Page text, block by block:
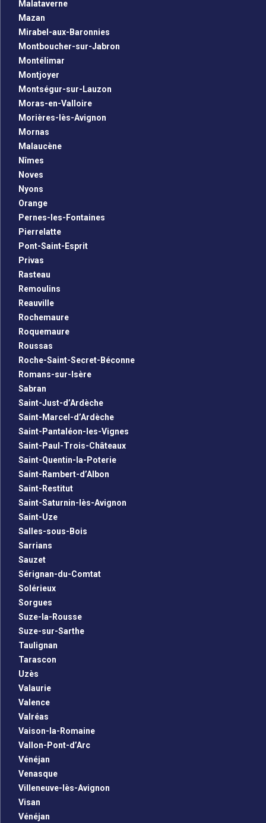
Malataverne
Mazan
Mirabel-aux-Baronnies
Montboucher-sur-Jabron
Montélimar
Montjoyer
Montségur-sur-Lauzon
Moras-en-Valloire
Morières-lès-Avignon
Mornas
Malaucène
Nîmes
Noves
Nyons
Orange
Pernes-les-Fontaines
Pierrelatte
Pont-Saint-Esprit
Privas
Rasteau
Remoulins
Reauville
Rochemaure
Roquemaure
Roussas
Roche-Saint-Secret-Béconne
Romans-sur-Isère
Sabran
Saint-Just-d’Ardèche
Saint-Marcel-d’Ardèche
Saint-Pantaléon-les-Vignes
Saint-Paul-Trois-Châteaux
Saint-Quentin-la-Poterie
Saint-Rambert-d’Albon
Saint-Restitut
Saint-Saturnin-lès-Avignon
Saint-Uze
Salles-sous-Bois
Sarrians
Sauzet
Sérignan-du-Comtat
Solérieux
Sorgues
Suze-la-Rousse
Suze-sur-Sarthe
Taulignan
Tarascon
Uzès
Valaurie
Valence
Valréas
Vaison-la-Romaine
Vallon-Pont-d’Arc
Vénéjan
Venasque
Villeneuve-lès-Avignon
Visan
Vénéjan